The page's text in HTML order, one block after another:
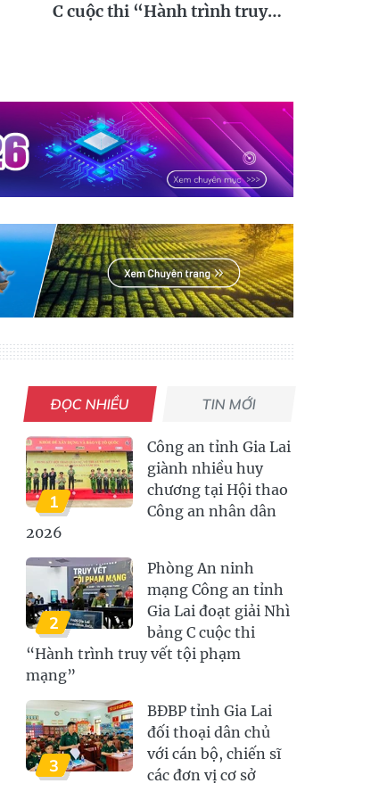
C cuộc thi “Hành trình truy
ĐỌC NHIỀU TIN MỚI
1
Công an tỉnh Gia Lai
giành nhiều huy
chương tại Hội thao
Công an nhân dân
2026
2
Phòng An ninh
mạng Công an tỉnh
Gia Lai đoạt giải Nhì
bảng C cuộc thi
“Hành trình truy vết tội phạm
mạng”
3
BĐBP tỉnh Gia Lai
đối thoại dân chủ
với cán bộ, chiến sĩ
các đơn vị cơ sở